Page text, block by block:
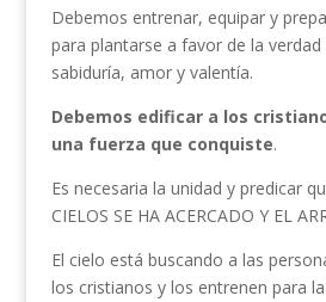
Debemos entrenar, equipar y
para plantarse a favor de la
sabiduría, amor y valentía.
Debemos edificar a los
una fuerza que conquiste.
Es necesaria la unidad y predicar
CIELOS SE HA ACERCADO Y EL
El cielo está buscando a las
los cristianos y los entrenen para